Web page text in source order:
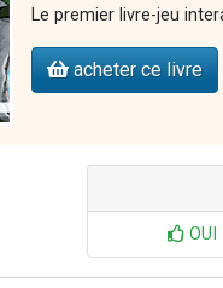
Le premier livre-jeu
acheter ce livre
OUI